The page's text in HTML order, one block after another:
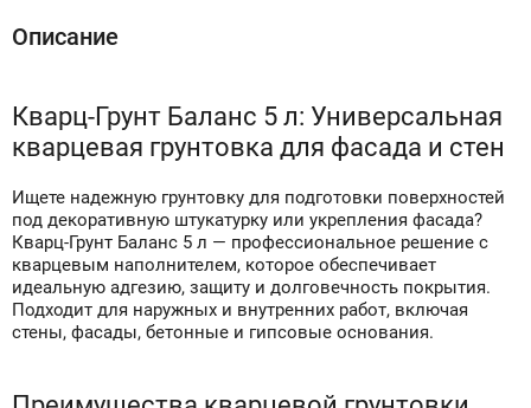
Описание
Кварц-Грунт Баланс 5 л: Универсальная
кварцевая грунтовка для фасада и стен
Ищете надежную грунтовку для подготовки поверхностей
под декоративную штукатурку или укрепления фасада?
Кварц-Грунт Баланс 5 л — профессиональное решение с
кварцевым наполнителем, которое обеспечивает
идеальную адгезию, защиту и долговечность покрытия.
Подходит для наружных и внутренних работ, включая
стены, фасады, бетонные и гипсовые основания.